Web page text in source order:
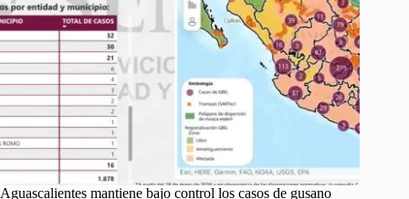
Aguascalientes mantiene bajo control los casos de gusano